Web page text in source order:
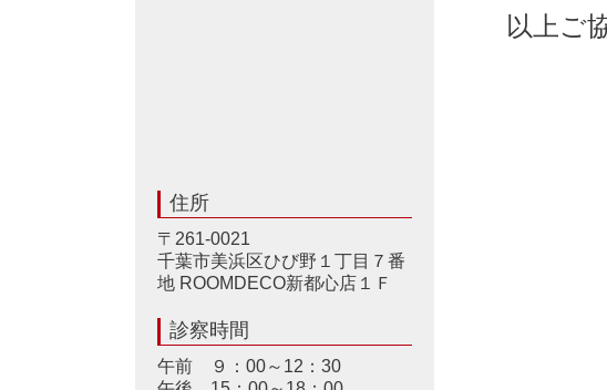
以上ご
住所
〒261-0021
千葉市美浜区ひび野１丁目７番
地 ROOMDECO新都心店１Ｆ
診察時間
午前 ９：00～12：30